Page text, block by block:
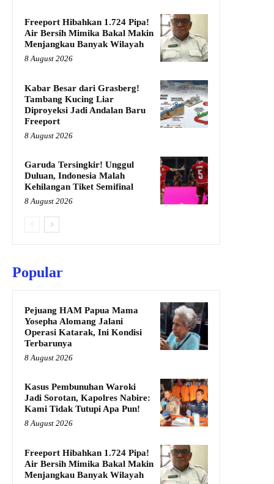
Freeport Hibahkan 1.724 Pipa!
Air Bersih Mimika Bakal Makin
Menjangkau Banyak Wilayah
8 August 2026
Kabar Besar dari Grasberg!
Tambang Kucing Liar
Diproyeksi Jadi Andalan Baru
Freeport
8 August 2026
Garuda Tersingkir! Unggul
Duluan, Indonesia Malah
Kehilangan Tiket Semifinal
8 August 2026
Popular
Pejuang HAM Papua Mama
Yosepha Alomang Jalani
Operasi Katarak, Ini Kondisi
Terbarunya
8 August 2026
Kasus Pembunuhan Waroki
Jadi Sorotan, Kapolres Nabire:
Kami Tidak Tutupi Apa Pun!
8 August 2026
Freeport Hibahkan 1.724 Pipa!
Air Bersih Mimika Bakal Makin
Menjangkau Banyak Wilayah